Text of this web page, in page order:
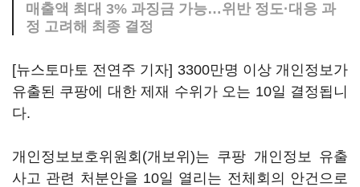
매출액 최대 3% 과징금 가능…위반 정도·대응 과
정 고려해 최종 결정
[뉴스토마토 전연주 기자] 3300만명 이상 개인정보가
유출된 쿠팡에 대한 제재 수위가 오는 10일 결정됩니
다.
개인정보보호위원회(개보위)는 쿠팡 개인정보 유출
사고 관련 처분안을 10일 열리는 전체회의 안건으로